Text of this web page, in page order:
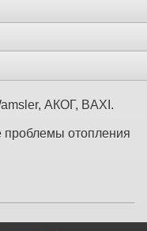
АКОГ, BAXI.
отопления